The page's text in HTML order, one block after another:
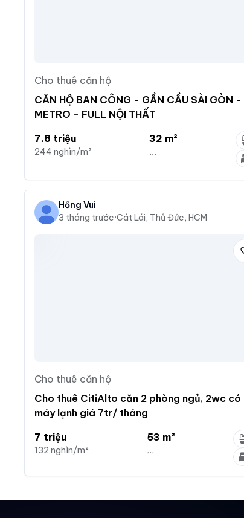
Cho thuê căn hộ
CĂN HỘ BAN CÔNG - GẦN CẦU SÀI GÒN -
METRO - FULL NỘI THẤT
7.8 triệu
244 nghìn/m²
32 m²
...
Hồng Vui
3 tháng trước·Cát Lái, Thủ Đức, HCM
Cho thuê căn hộ
Cho thuê CitiAlto căn 2 phòng ngủ, 2wc có
máy lạnh giá 7tr/ tháng
7 triệu
132 nghìn/m²
53 m²
...